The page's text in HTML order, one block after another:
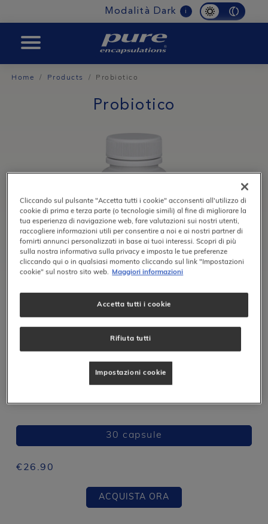
Modalità Dark i
BOOST
Home Products Probiotico
Probiotico
Equilibrio Intestinale
Probiotico 10 miliardi di UFC
30 capsule
€26.90
ACQUISTA ORA
Cliccando sul pulsante "Accetta tutti i cookie" acconsenti all'utilizzo di
cookie di prima e terza parte (o tecnologie simili) al fine di migliorare la
tua esperienza di navigazione web, fare valutazioni sui nostri utenti,
raccogliere informazioni utili per consentire a noi e ai nostri partner di
fornirti annunci personalizzati in base ai tuoi interessi. Scopri di più
sulla nostra informativa sulla privacy e imposta le tue preferenze
cliccando qui o in qualsiasi momento cliccando sul link "Impostazioni
cookie" sul nostro sito web. Maggiori informazioni
Rifiuta tutti
Accetta tutti i cookie
Impostazioni cookie